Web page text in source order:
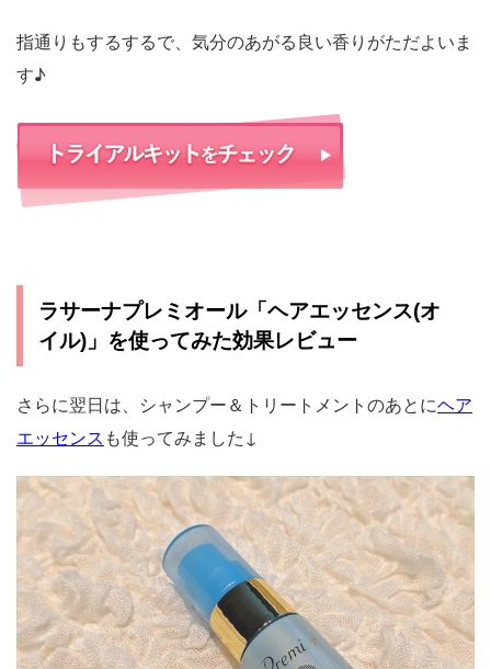
指通りもするするで、気分のあがる良い香りがただよいま
す♪
ラサーナプレミオール「ヘアエッセンス(オ
イル)」を使ってみた効果レビュー
さらに翌日は、シャンプー＆トリートメントのあとにヘア
エッセンス も使ってみました↓